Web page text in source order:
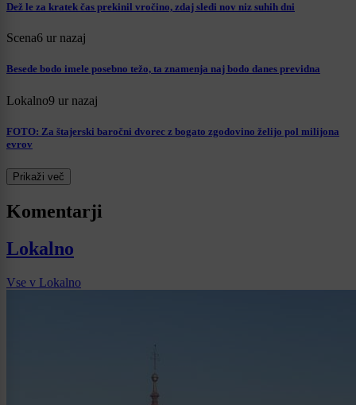
Dež le za kratek čas prekinil vročino, zdaj sledi nov niz suhih dni
Scena6 ur nazaj
Besede bodo imele posebno težo, ta znamenja naj bodo danes previdna
Lokalno9 ur nazaj
FOTO: Za štajerski baročni dvorec z bogato zgodovino želijo pol milijona
evrov
Prikaži več
Komentarji
Lokalno
Vse v Lokalno